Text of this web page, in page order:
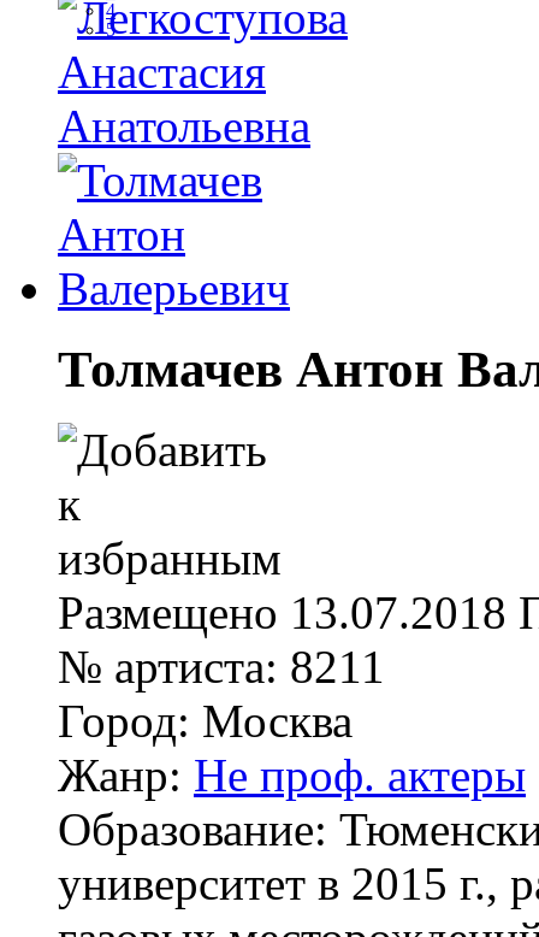
4
5
Толмачев Антон
Размещено 13.07.2018
№ артиста: 8211
Город: Москва
Жанр: Не проф. актеры
Образование:
университет в 2015 г.,